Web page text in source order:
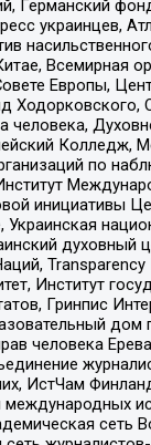
Германский
украинцев,
Всемирная
Европы,
Колледж,
по
инициативы
Украинская
духовный
Институт
Гринпис
человека
ИстЧам
сеть